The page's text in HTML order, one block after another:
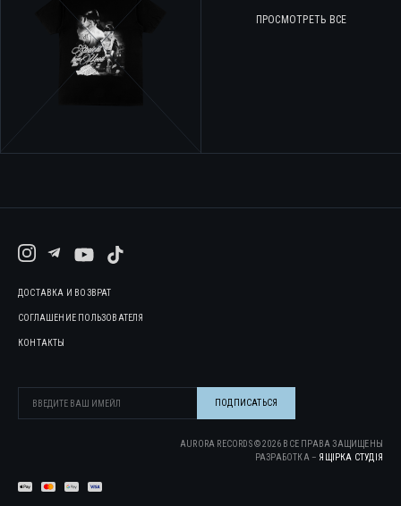
ПРОСМОТРЕТЬ ВСЕ
ДОСТАВКА И ВОЗВРАТ
СОГЛАШЕНИЕ ПОЛЬЗОВАТЕЛЯ
КОНТАКТЫ
AURORA RECORDS ©2026 ВСЕ ПРАВА ЗАЩИЩЕНЫ
РАЗРАБОТКА – ЯЩІРКА CТУДІЯ